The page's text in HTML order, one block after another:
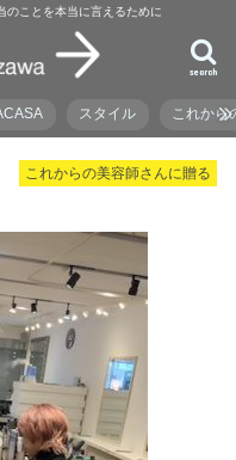
のことを本当に言えるために
search
スタイル これから
これからの美容師さんに贈る